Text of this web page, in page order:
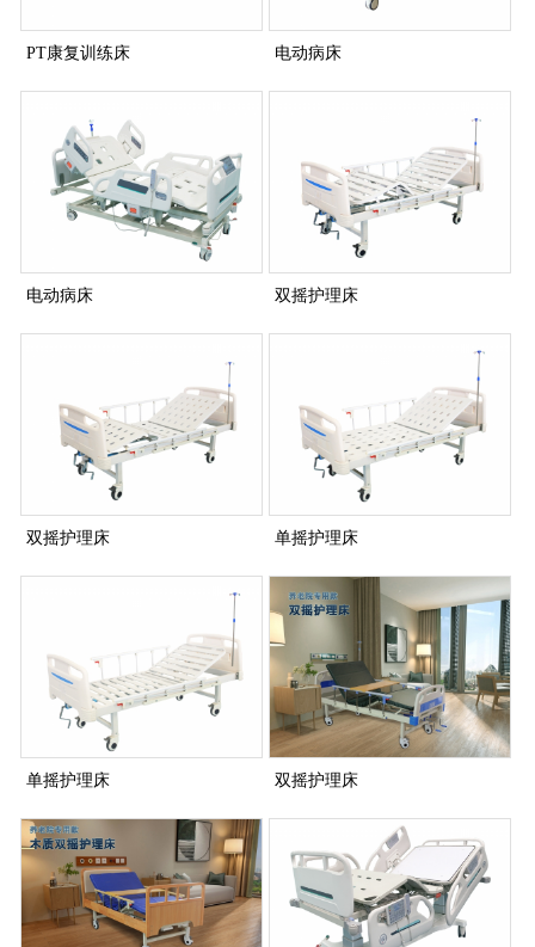
PT康复训练床
电动病床
双摇护理床
单摇护理床
电动病床
双摇护理床
单摇护理床
双摇护理床